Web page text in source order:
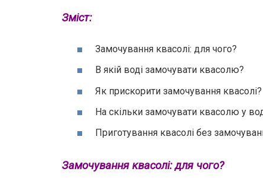
Зміст:
Замочування квасолі: для чого?
В якій воді замочувати квасолю?
Як прискорити замочування квасолі?
На скільки замочувати квасолю у
Приготування квасолі без
Замочування квасолі: для чого?